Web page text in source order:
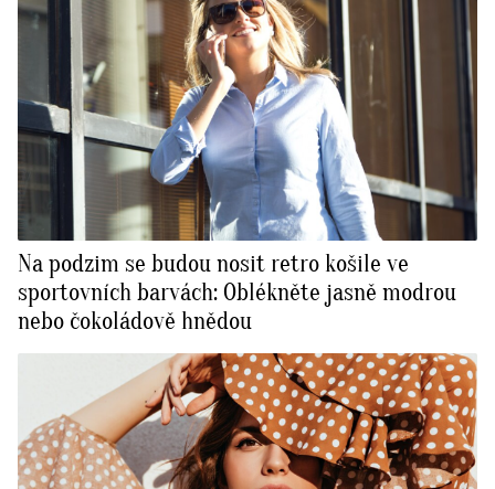
Na podzim se budou nosit retro košile ve
sportovních barvách: Oblékněte jasně modrou
nebo čokoládově hnědou